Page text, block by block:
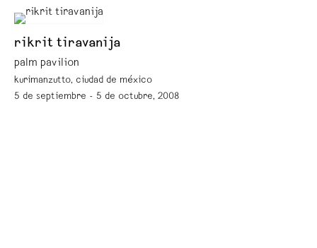
rikrit tiravanija
palm pavilion
kurimanzutto, ciudad de méxico
5 de septiembre - 5 de octubre, 2008